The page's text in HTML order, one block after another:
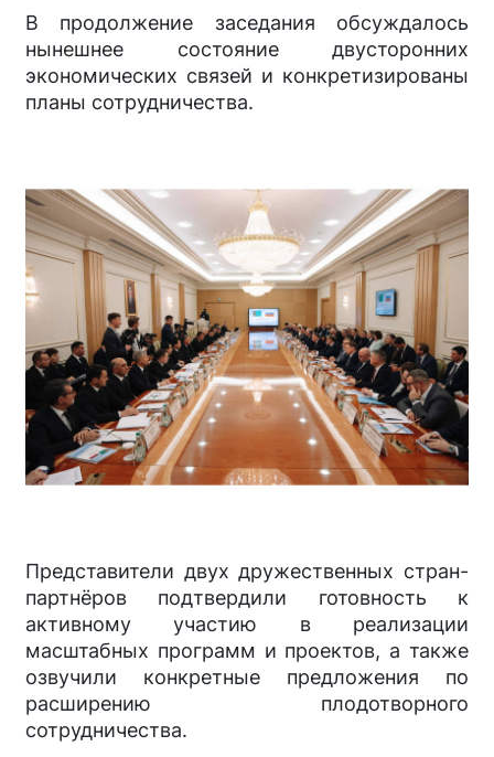
В продолжение заседания обсуждалось
нынешнее состояние двусторонних
экономических связей и конкретизированы
планы сотрудничества.
Представители двух дружест­венных стран-
партнёров подтвердили готовность к
активному участию в реализации
масштабных программ и проектов, а также
озвучили конкретные предложения по
расширению плодотворного
сотрудничества.